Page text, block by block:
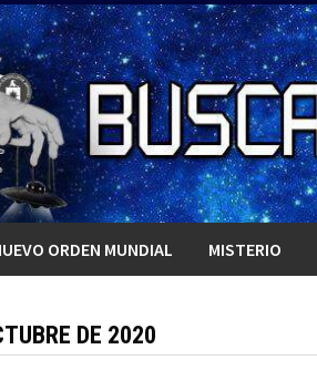
ORDEN MUNDIAL MISTERIO
DE 2020